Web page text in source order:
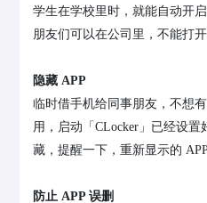
学生在学校里时，就能自动开
朋友们可以在公司里，不能打
隐藏 APP
临时借手机给同事朋友，不想
用，启动「CLocker」已经设
藏，提醒一下，重新显示的
防止 APP 误删